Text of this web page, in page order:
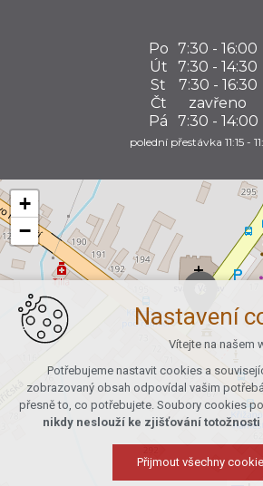
Po 7:30 - 16:00
Út
7:30 - 14:30
St
7:30 - 16:30
Čt
zavřeno
Pá
7:30 - 14:00
polední přestávka 11:15 -
+
−
Nastavení
Vítejte na našem
Potřebujeme nastavit cookies a
zobrazovaný obsah odpovídal vašim
přesně to, co potřebujete. Soubory cookies
nikdy neslouží ke zjišťování
Přijmout všechny